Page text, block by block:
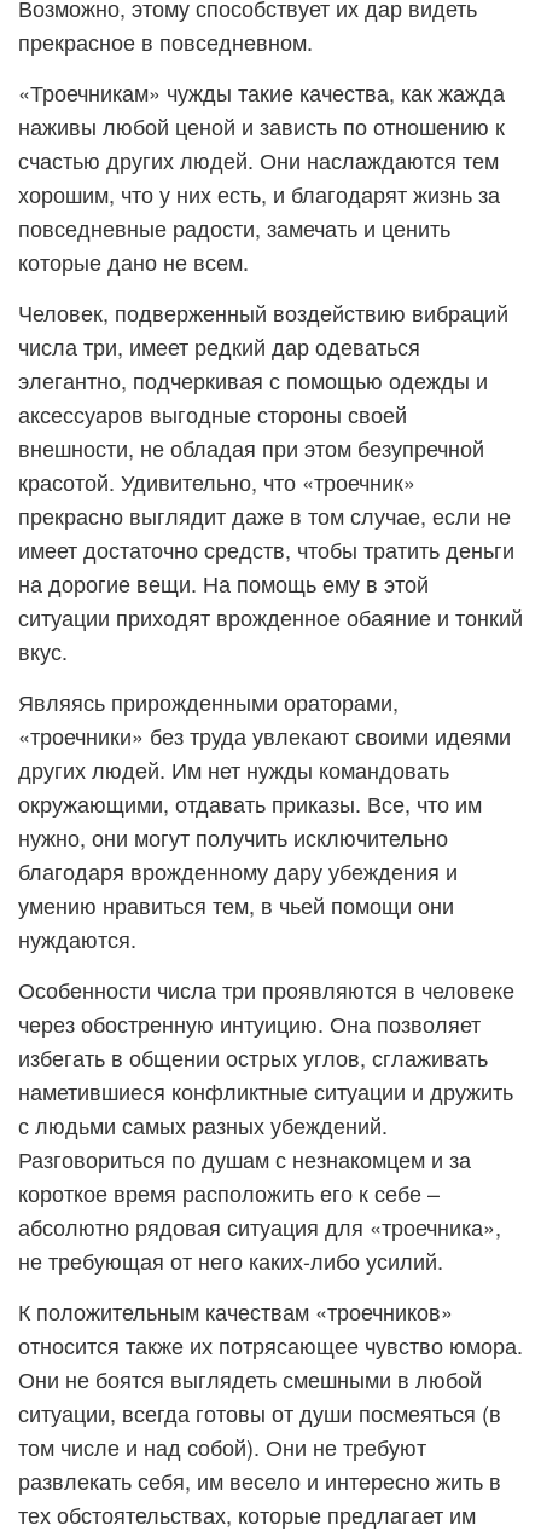
Возможно, этому способствует их дар видеть
прекрасное в повседневном.
«Троечникам» чужды такие качества, как жажда
наживы любой ценой и зависть по отношению к
счастью других людей. Они наслаждаются тем
хорошим, что у них есть, и благодарят жизнь за
повседневные радости, замечать и ценить
которые дано не всем.
Человек, подверженный воздействию вибраций
числа три, имеет редкий дар одеваться
элегантно, подчеркивая с помощью одежды и
аксессуаров выгодные стороны своей
внешности, не обладая при этом безупречной
красотой. Удивительно, что «троечник»
прекрасно выглядит даже в том случае, если не
имеет достаточно средств, чтобы тратить деньги
на дорогие вещи. На помощь ему в этой
ситуации приходят врожденное обаяние и тонкий
вкус.
Являясь прирожденными ораторами,
«троечники» без труда увлекают своими идеями
других людей. Им нет нужды командовать
окружающими, отдавать приказы. Все, что им
нужно, они могут получить исключительно
благодаря врожденному дару убеждения и
умению нравиться тем, в чьей помощи они
нуждаются.
Особенности числа три проявляются в человеке
через обостренную интуицию. Она позволяет
избегать в общении острых углов, сглаживать
наметившиеся конфликтные ситуации и дружить
с людьми самых разных убеждений.
Разговориться по душам с незнакомцем и за
короткое время расположить его к себе –
абсолютно рядовая ситуация для «троечника»,
не требующая от него каких-либо усилий.
К положительным качествам «троечников»
относится также их потрясающее чувство юмора.
Они не боятся выглядеть смешными в любой
ситуации, всегда готовы от души посмеяться (в
том числе и над собой). Они не требуют
развлекать себя, им весело и интересно жить в
тех обстоятельствах, которые предлагает им